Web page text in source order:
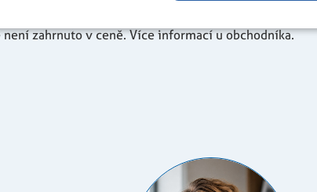
zahrnuto v ceně. Více informací u obchodníka.
nutné
Analytika Marketing
soubory cookie umožňují základní funkce webových stránek, jako je